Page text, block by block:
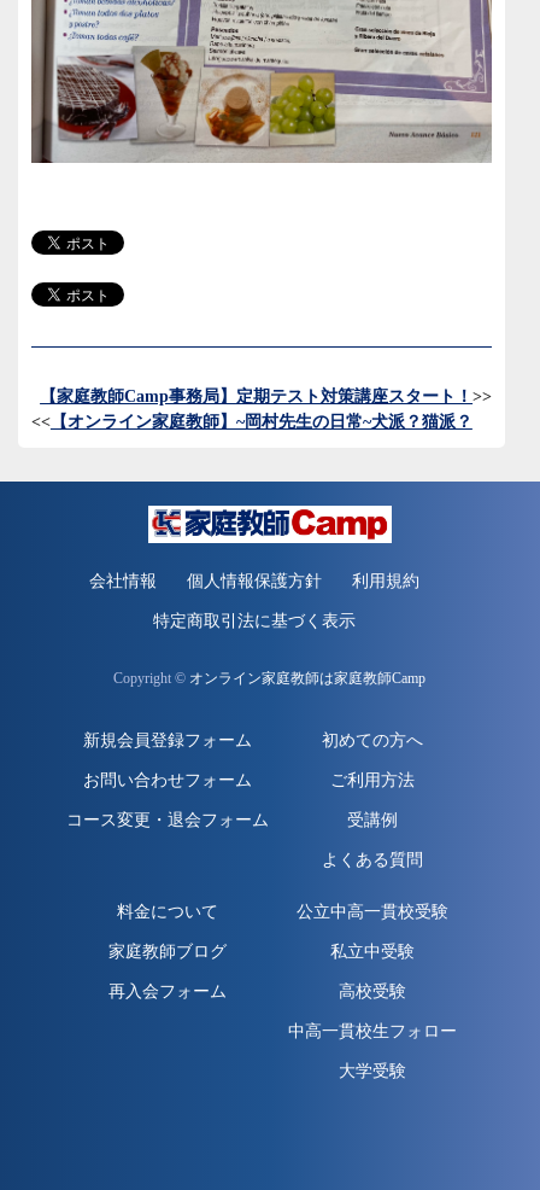
【家庭教師Camp事務局】定期テスト対策講座スタート！>>
<<【オンライン家庭教師】~岡村先生の日常~犬派？猫派？
会社情報 個人情報保護方針 利用規約
特定商取引法に基づく表示
Copyright © オンライン家庭教師は家庭教師Camp
新規会員登録フォーム
お問い合わせフォーム
コース変更・退会フォーム
初めての方へ
ご利用方法
受講例
よくある質問
料金について
家庭教師ブログ
再入会フォーム
公立中高一貫校受験
私立中受験
高校受験
中高一貫校生フォロー
大学受験